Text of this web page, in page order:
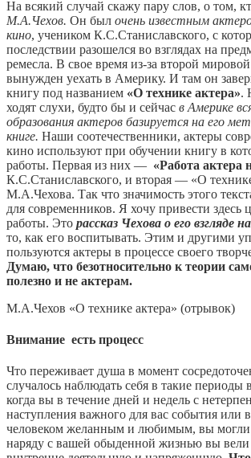
На всякий случай скажу пару слов, о том,
М.А.Чехов. Он был очень известным
кино, учеником К.С.Станиславского, с
последствии разошелся во взглядах на
ремесла. В свое время из-за второй
вынужден уехать в Америку. И там он
книгу под названием «О технике актера».
ходят слухи, будто бы и сейчас в Америке
образования актеров базируется на его
книге. Наши соотечественники, актеры
кино используют при обучении книгу в
работы. Первая из них — «Работа актера
К.С.Станиславского, и вторая — «О
М.А.Чехова. Так что значимость этого
для современников. Я хочу привести здесь
работы. Это рассказ Чехова о его взгляде
то, как его воспитывать. Этим и другими
пользуются актеры в процессе своего
Думаю, что безотносительно к теории
полезно и не актерам.
М.А.Чехов «О технике актера» (отрывок)
Внимание есть процесс
Что переживает душа в момент
случалось наблюдать себя в такие
когда вы в течение дней и недель с
наступления важного для вас события или
человеком желанным и любимым, вы могли
наряду с вашей обыденной жизнью вы